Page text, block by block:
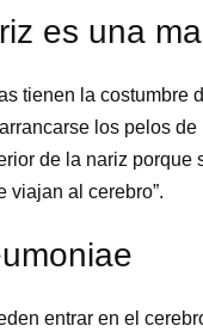
es una
tienen la costumbre
los pelos
de la nariz
viajan al cerebro”.
entrar en el